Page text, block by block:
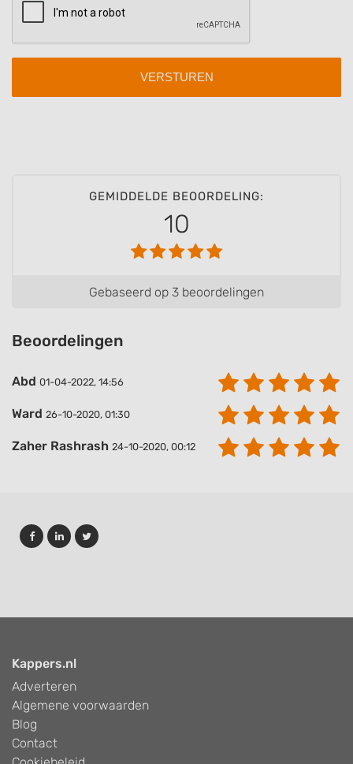
GEMIDDELDE BEOORDELING:
10
Gebaseerd op 3 beoordelingen
Beoordelingen
Abd 01-04-2022, 14:56
Ward 26-10-2020, 01:30
Zaher Rashrash 24-10-2020, 00:12
Kappers.nl
Adverteren
Algemene voorwaarden
Blog
Contact
IAB Special Features:
Identify devices based on information